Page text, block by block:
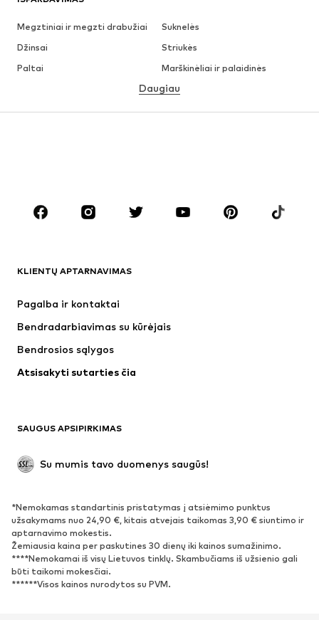
Megztiniai ir megzti drabužiai
Suknelės
Džinsai
Striukės
Paltai
Marškinėliai ir palaidinės
Apatiniai
Aksesuarai
Premium
Naujienos
Marškinėliai ir palaidinės
Striukės
Megztiniai ir megzti drabužiai
Apatiniai
Paltai
Proginiai
Išskirtiniai
BATAI
Naujienos
Sportbačiai
Aulinukai
Batai su kulniukais
Auliniai batai
Daugiau
KLIENTŲ APTARNAVIMAS
Pagalba ir kontaktai
Bendradarbiavimas su kūrėjais
Bendrosios sąlygos
Atsisakyti sutarties čia
SAUGUS APSIPIRKIMAS
Su mumis tavo duomenys saugūs!
*Nemokamas standartinis pristatymas į atsiėmimo punktus
užsakymams nuo 24,90 €, kitais atvejais taikomas 3,90 € siuntimo ir
aptarnavimo mokestis.
Žemiausia kaina per paskutines 30 dienų iki kainos sumažinimo.
****Nemokamai iš visų Lietuvos tinklų. Skambučiams iš užsienio gali
būti taikomi mokesčiai.
******Visos kainos nurodytos su PVM.